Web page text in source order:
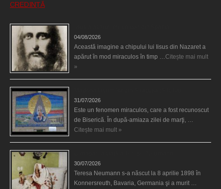
CREDINȚĂ
04/08/2026
Această imagine a chipului lui Iisus din Nazaret a
apărut în mod miraculos în timp …Citește mai mult
»
31/07/2026
Este un fenomen miraculos, care a fost recunoscut
de Biserică. În după-amiaza zilei de marţi, …
Citește mai mult »
30/07/2026
Teresa Neumann s-a născut la 8 aprilie 1898 în
Konnersreuth, Bavaria, Germania şi a murit …